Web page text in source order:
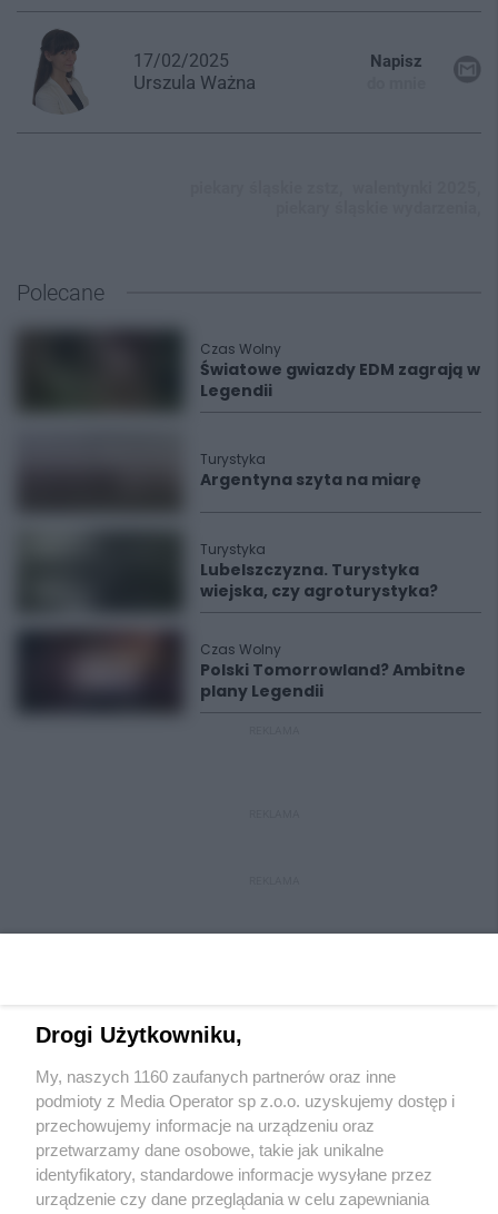
17/02/2025
Urszula Ważna
Napisz
Polecane
Czas Wolny
Światowe gwiazdy EDM zagrają w
Legendii
Turystyka
Argentyna szyta na miarę
Turystyka
Lubelszczyzna. Turystyka
wiejska, czy agroturystyka?
Czas Wolny
Polski Tomorrowland? Ambitne
plany Legendii
Wydawca mediówlokalnych
Drogi Użytkowniku,
My, naszych 1160 zaufanych partnerów oraz inne
podmioty z Media Operator sp z.o.o. uzyskujemy dostęp i
przechowujemy informacje na urządzeniu oraz
przetwarzamy dane osobowe, takie jak unikalne
identyfikatory, standardowe informacje wysyłane przez
urządzenie czy dane przeglądania w celu zapewniania